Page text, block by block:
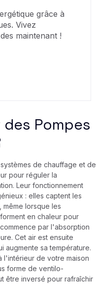
grâce à
Vivez
maintenant !
Pompes
de chauffage et de
pour réguler la
Leur fonctionnement
: elles captent les
lorsque les
en chaleur pour
par l'absorption
Cet air est ensuite
augmente sa température.
l'intérieur de votre maison
forme de ventilo-
être inversé pour rafraîchir